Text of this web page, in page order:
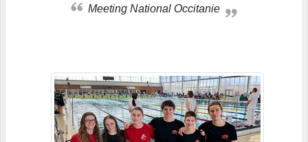
Meeting National Occitanie